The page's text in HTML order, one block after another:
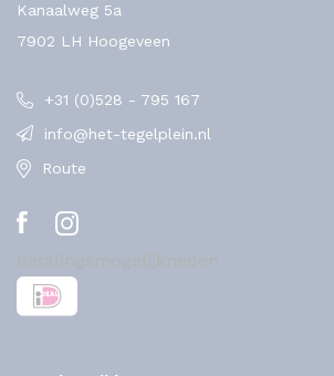
Kanaalweg 5a
7902 LH Hoogeveen
+31 (0)528 - 795 167
info@het-tegelplein.nl
Route